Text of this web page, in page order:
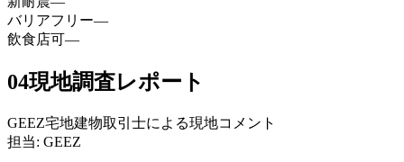
バリアフリー—
飲食店可—
04現地調査レポート
GEEZ宅地建物取引士による現地コメント
担当: GEEZ